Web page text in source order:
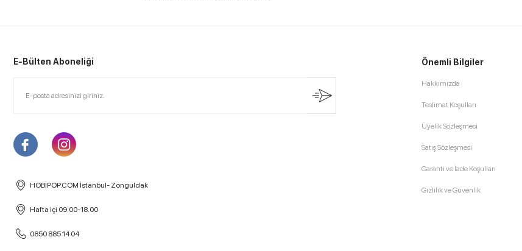
E-Bülten Aboneliği
HOBİPOP.COM İstanbul- Zonguldak
Hafta içi 09:00-18.00
0850 885 14 04
Önemli Bilgiler
Hakkımızda
Teslimat Koşulları
Üyelik Sözleşmesi
Satış Sözleşmesi
Garanti ve İade Koşulları
Gizlilik ve Güvenlik